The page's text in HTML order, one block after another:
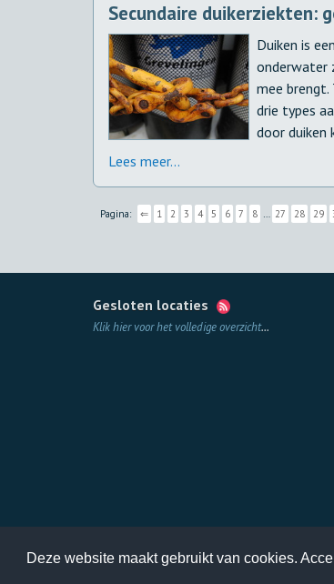
Deze website maakt gebruikt van cookies.
Secundaire duikerziekten:
Duiken is
onderwater
mee brengt.
drie types
door duiken
Lees meer...
Pagina: ⇐ 1 2 3 4 5 6 7 8 … 27 28 29
Gesloten locaties
Klik hier voor het volledige overzicht...